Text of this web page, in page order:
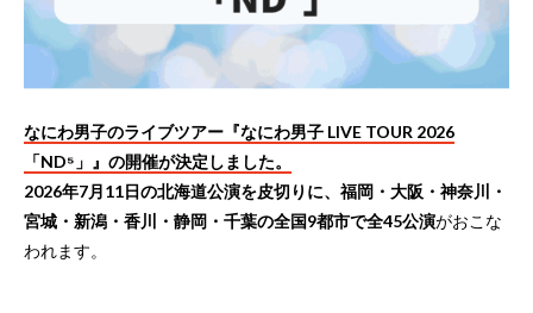
なにわ男子のライブツアー『なにわ男子 LIVE TOUR 2026
「ND⁵」』の開催が決定しました。
2026年7月11日の北海道公演を皮切りに、福岡・大阪・神奈川・
宮城・新潟・香川・静岡・千葉の全国9都市で全45公演がおこな
われます。